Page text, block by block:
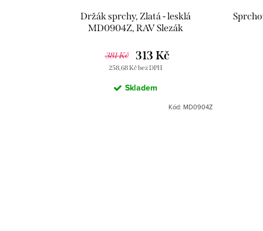
Držák sprchy, Zlatá - lesklá
MD0904Z, RAV Slezák
381 Kč
258,68 Kč bez DPH
313 Kč
Skladem
Kód: MD0904Z